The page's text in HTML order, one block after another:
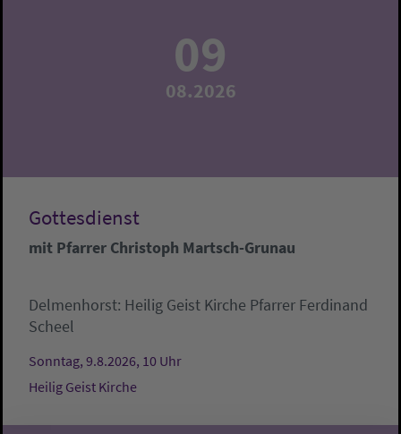
09
08.2026
Gottesdienst
mit Pfarrer Christoph Martsch-Grunau
Delmenhorst: Heilig Geist Kirche Pfarrer Ferdinand
Scheel
Sonntag, 9.8.2026, 10 Uhr
Heilig Geist Kirche